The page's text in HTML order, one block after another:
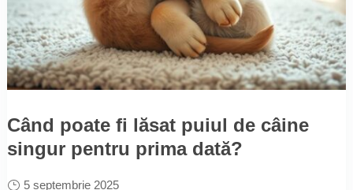
Când poate fi lăsat puiul de câine
singur pentru prima dată?
5 septembrie 2025